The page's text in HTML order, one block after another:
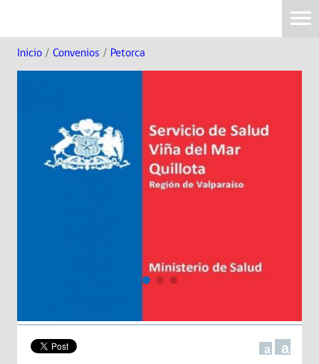
Inicio / Convenios / Petorca
a a